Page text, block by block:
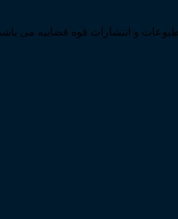
و انتشارات قوه قضاییه می